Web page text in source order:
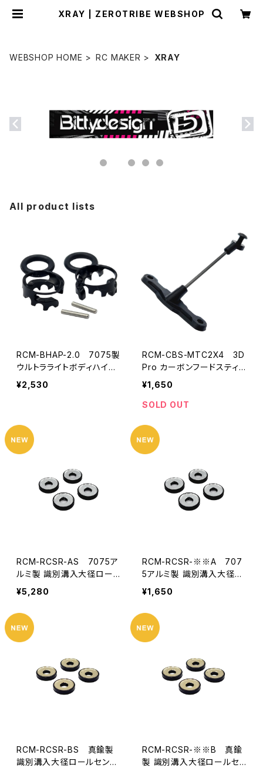
XRAY | ZEROTRIBE WEBSHOP
WEBSHOP HOME RC MAKER XRAY
All product lists
RCM-BHAP-2.0 7075製
ウルトラライトボディハイト
アジャスター6mmポスト-2.
0mmピン用
¥2,530
RCM-CBS-MTC2X4 3D
Pro カーボンフードスティフ
ナー Mugen MTC2R/XRA
Y X4用
¥1,650
SOLD OUT
RCM-RCSR-AS 7075ア
ルミ製 識別溝入大径ロー
ルセンター調整シムセット
（1.5・2.0・2.5・3.0ｍｍ 各
4個入り）
¥5,280
RCM-RCSR-※※A 707
5アルミ製 識別溝入大径ロ
ールセンター調整シムセット
（※※は1.5,2.0,2.5 ,3.0ｍ
ｍ）4個入り
¥1,650
RCM-RCSR-BS 真鍮製
識別溝入大径ロールセンタ
RCM-RCSR-※※B 真鍮
製 識別溝入大径ロールセ